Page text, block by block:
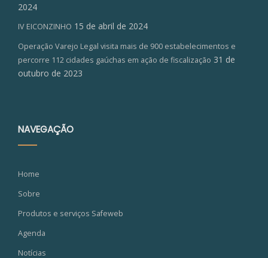
2024
IV EICONZINHO 15 de abril de 2024
Operação Varejo Legal visita mais de 900 estabelecimentos e
percorre 112 cidades gaúchas em ação de fiscalização 31 de
outubro de 2023
NAVEGAÇÃO
Home
Sobre
Produtos e serviços Safeweb
Agenda
Notícias